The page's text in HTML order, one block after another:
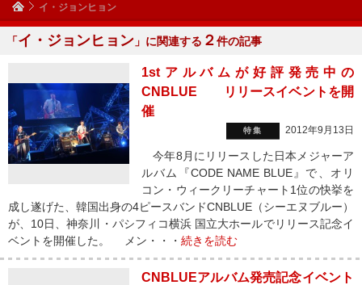
イ・ジョンヒョン
「イ・ジョンヒョン 」に関連する ２件の記事
1stアルバムが好評発売中の
CNBLUE リリースイベントを開
催
特集 2012年9月13日
今年8月にリリースした日本メジャーア
ルバム『CODE NAME BLUE』で、オリ
コン・ウィークリーチャート1位の快挙を
成し遂げた、韓国出身の4ピースバンドCNBLUE（シーエヌブルー）
が、10日、神奈川・パシフィコ横浜 国立大ホールでリリース記念イ
ベントを開催した。 メン・・・ 続きを読む
CNBLUEアルバム発売記念イベント